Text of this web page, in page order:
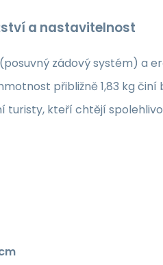
a nastavitelnost
zádový systém) a
přibližně 1,83 kg
turisty, kteří chtějí